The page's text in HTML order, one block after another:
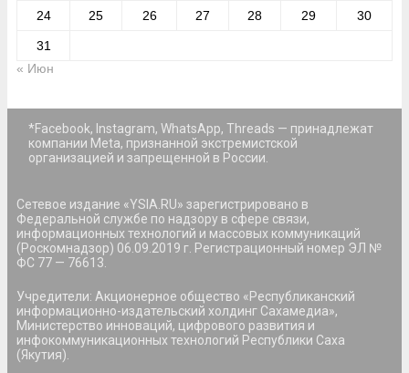
24 25 26 27 28 29 30
31
« Июн
*Facebook, Instagram, WhatsApp, Threads — принадлежат
компании Meta, признанной экстремистской
организацией и запрещенной в России.
Сетевое издание «YSIA.RU» зарегистрировано в
Федеральной службе по надзору в сфере связи,
информационных технологий и массовых коммуникаций
(Роскомнадзор) 06.09.2019 г. Регистрационный номер ЭЛ №
ФС 77 — 76613.
Учредители: Акционерное общество «Республиканский
информационно-издательский холдинг Сахамедиа»,
Министерство инноваций, цифрового развития и
инфокоммуникационных технологий Республики Саха
(Якутия).